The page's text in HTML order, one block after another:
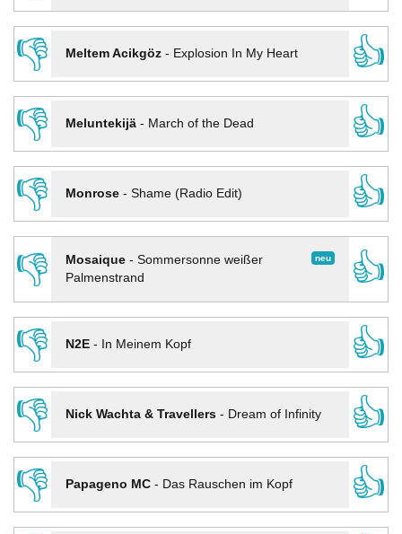
👎
Meltem Acikgöz- Explosion In My Heart
👍
👎
Meluntekijä- March of the Dead
👍
👎
Monrose- Shame (Radio Edit)
👍
👎
neu
Mosaique- Sommersonne weißer
Palmenstrand
👍
👎
N2E- In Meinem Kopf
👍
👎
Nick Wachta & Travellers- Dream of Infinity
👍
👎
Papageno MC- Das Rauschen im Kopf
👍